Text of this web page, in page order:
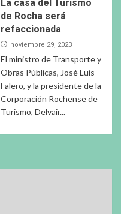
La casa del Turismo
de Rocha será
refaccionada
noviembre 29, 2023
El ministro de Transporte y
Obras Públicas, José Luis
Falero, y la presidente de la
Corporación Rochense de
Turismo, Delvair...